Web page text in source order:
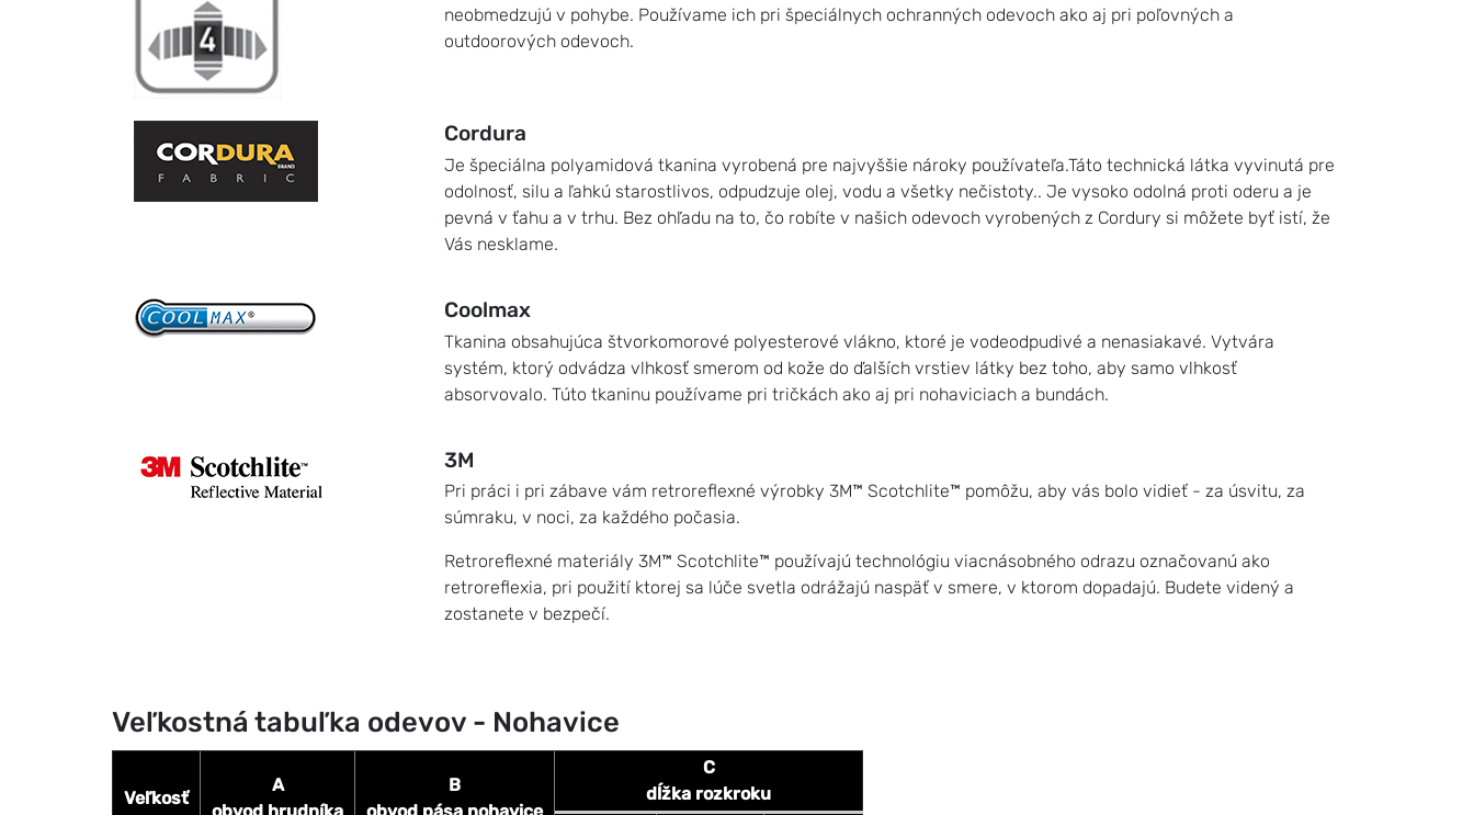
neobmedzujú v pohybe. Používame ich pri špeciálnych ochranných odevoch ako aj pri poľovných a
outdoorových odevoch.
Cordura
Je špeciálna polyamidová tkanina vyrobená pre najvyššie nároky používateľa.Táto technická látka vyvinutá pre
odolnosť, silu a ľahkú starostlivos, odpudzuje olej, vodu a všetky nečistoty.. Je vysoko odolná proti oderu a je
pevná v ťahu a v trhu. Bez ohľadu na to, čo robíte v našich odevoch vyrobených z Cordury si môžete byť istí, že
Vás nesklame.
Coolmax
Tkanina obsahujúca štvorkomorové polyesterové vlákno, ktoré je vodeodpudivé a nenasiakavé. Vytvára
systém, ktorý odvádza vlhkosť smerom od kože do ďalších vrstiev látky bez toho, aby samo vlhkosť
absorvovalo. Túto tkaninu používame pri tričkách ako aj pri nohaviciach a bundách.
3M
Pri práci i pri zábave vám retroreflexné výrobky 3M™ Scotchlite™ pomôžu, aby vás bolo vidieť - za úsvitu, za
súmraku, v noci, za každého počasia.
Retroreflexné materiály 3M™ Scotchlite™ používajú technológiu viacnásobného odrazu označovanú ako
retroreflexia, pri použití ktorej sa lúče svetla odrážajú naspäť v smere, v ktorom dopadajú. Budete videný a
zostanete v bezpečí.
Veľkostná tabuľka odevov - Nohavice
Veľkosť
A
B
C
dĺžka rozkroku